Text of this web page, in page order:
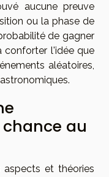
aucune preuve
ou la phase de
de gagner
conforter l'idée que
aléatoires,
au
aspects et théories